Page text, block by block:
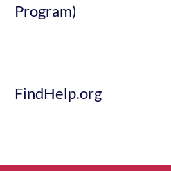
Program)
FindHelp.org